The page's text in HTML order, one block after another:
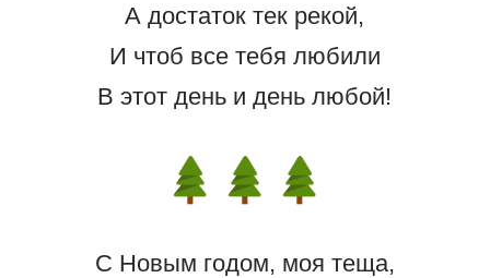
А достаток тек рекой,
И чтоб все тебя любили
В этот день и день любой!
С Новым годом, моя теща,